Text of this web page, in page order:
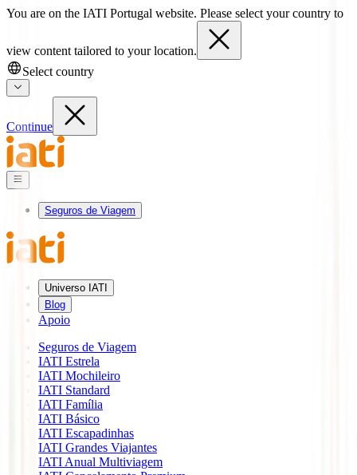
You are on the IATI Portugal website. Please select your country to
view content tailored to your location.
Select country
Continue
Seguros de Viagem
Universo IATI
Blog
Apoio
Seguros de Viagem
IATI Estrela
IATI Mochileiro
IATI Standard
IATI Família
IATI Básico
IATI Escapadinhas
IATI Grandes Viajantes
IATI Anual Multiviagem